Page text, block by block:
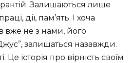
Залишаються лише
дії, пам’ять. І хоча
вже не з нами, його
залишаться назавжди.
Це історія про вірність своїм